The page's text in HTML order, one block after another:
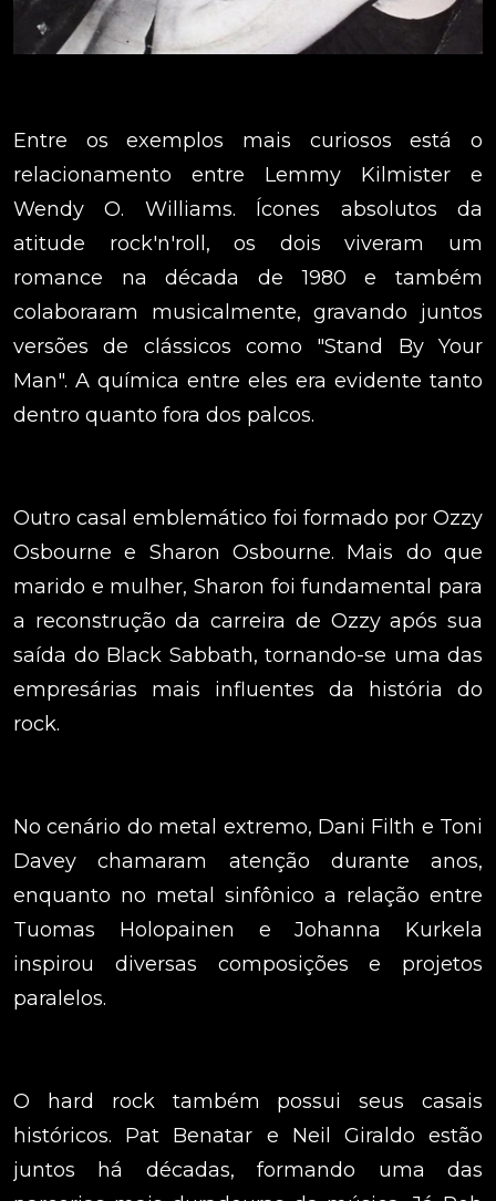
Entre os exemplos mais curiosos está o
relacionamento entre Lemmy Kilmister e
Wendy O. Williams. Ícones absolutos da
atitude rock'n'roll, os dois viveram um
romance na década de 1980 e também
colaboraram musicalmente, gravando juntos
versões de clássicos como "Stand By Your
Man". A química entre eles era evidente tanto
dentro quanto fora dos palcos.
Outro casal emblemático foi formado por Ozzy
Osbourne e Sharon Osbourne. Mais do que
marido e mulher, Sharon foi fundamental para
a reconstrução da carreira de Ozzy após sua
saída do Black Sabbath, tornando-se uma das
empresárias mais influentes da história do
rock.
No cenário do metal extremo, Dani Filth e Toni
Davey chamaram atenção durante anos,
enquanto no metal sinfônico a relação entre
Tuomas Holopainen e Johanna Kurkela
inspirou diversas composições e projetos
paralelos.
O hard rock também possui seus casais
históricos. Pat Benatar e Neil Giraldo estão
juntos há décadas, formando uma das